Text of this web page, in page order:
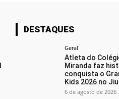
DESTAQUES
Geral
Atleta do
Miranda faz
conquista o
Kids 2026 no
6 de agosto de 2026